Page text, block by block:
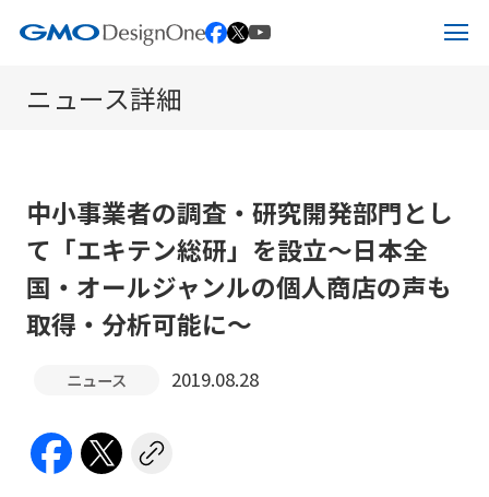
ホーム
サービス
エキテン byGMOについて
ITオフショア開発
Web制作・受託開発
IR情報
IR情報
IRニュース
IRライブラリー
企業情報
企業情報
メッセージ
ニュース
お問い合わせ
ニュース詳細
中小事業者の調査・研究開発部門とし
て「エキテン総研」を設立～日本全
国・オールジャンルの個人商店の声も
取得・分析可能に～
ニュース 2019.08.28